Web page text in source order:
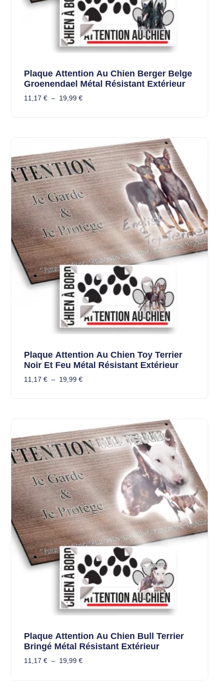
Plaque Attention Au Chien Berger Belge
Groenendael Métal Résistant Extérieur
11,17 € – 19,99 €
Plaque Attention Au Chien Toy Terrier
Noir Et Feu Métal Résistant Extérieur
11,17 € – 19,99 €
Plaque Attention Au Chien Bull Terrier
Bringé Métal Résistant Extérieur
11,17 € – 19,99 €